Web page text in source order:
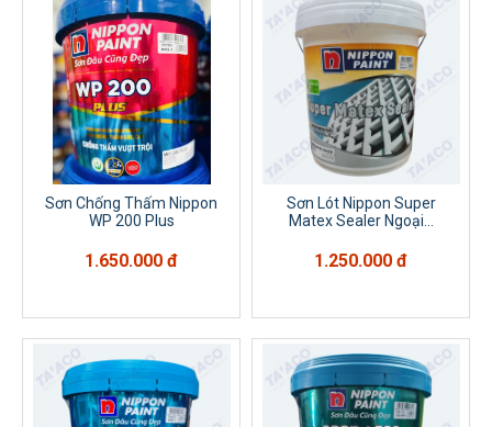
Sơn Chống Thấm Nippon
WP 200 Plus
1.650.000 đ
Sơn Lót Nippon Super
Matex Sealer Ngoại...
1.250.000 đ